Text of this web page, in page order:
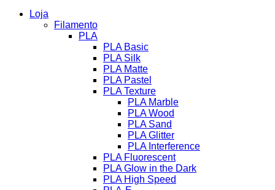
Loja
Filamento
PLA
PLA Basic
PLA Silk
PLA Matte
PLA Pastel
PLA Texture
PLA Marble
PLA Wood
PLA Sand
PLA Glitter
PLA Interference
PLA Fluorescent
PLA Glow in the Dark
PLA High Speed